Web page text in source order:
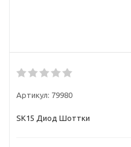
Артикул: 79980
SK15 Диод Шоттки